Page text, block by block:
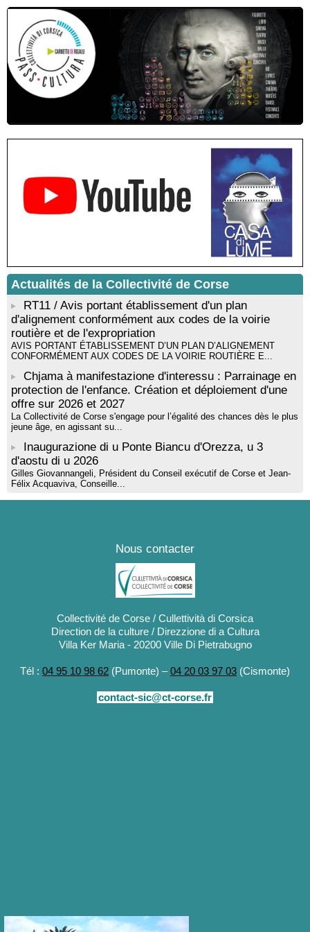
Conférence théâtralisée : "Théodore, l’homme qui voulut être
roi des Corses" animée par Benjamin Casinelli - Salle du Conseil
municipal - Zonza
Conférence : "Pratiques magico-religieuses et rituels de
protection de la Corse agro-pastorale" animée par Jean-Jacques
Andreani - Bucugnà / Zonza
Residenza di scrittura di Angela Nicolai, Trà Corsica è
Sardegna - Mediateca di castagniccia Mare è monti - I Fulelli
Résidence d’écriture et de recherche de l’écrivaine Cécilia
Castelli - Institut Mémoires de l'Edition Contemporaine - Caen /
Médiathèque de Castagniccia Mare et Monti - I Fulelli
Rencontre / dédicace avec Lucrèce Luciani autour de son
livre « La ballade du pendu du Niolu» - Mediateca territuriale di
Santa Lucia di Tallà
Mise en musique d’un livre jeunesse par Annik Meschinet,
musicienne pédagogue : Ateliers d’expression sonore, vocale,
rythmique et corporelle - Mediateca territuriale di Santa Lucia di
! Événement reporté ! Cycle de conférences peinture animé
Tallà
Actualités de la Collectivité de Corse
RT11 / Avis portant établissement d'un plan
d'alignement conformément aux codes de la voirie
routière et de l'expropriation
AVIS PORTANT ÉTABLISSEMENT D’UN PLAN D’ALIGNEMENT
CONFORMÉMENT AUX CODES DE LA VOIRIE ROUTIÈRE E...
Chjama à manifestazione d'interessu : Parrainage en
protection de l'enfance. Création et déploiement d'une
offre sur 2026 et 2027
La Collectivité de Corse s'engage pour l’égalité des chances dès le plus
jeune âge, en agissant su...
Inaugurazione di u Ponte Biancu d'Orezza, u 3
d'aostu di u 2026
Gilles Giovannangeli, Président du Conseil exécutif de Corse et Jean-
Félix Acquaviva, Conseille...
Nous contacter
Collectivité de Corse / Cullettività di Corsica
Direction de la culture / Direzzione di a Cultura
Villa Ker Maria - 20200 Ville Di Pietrabugno
Tél : 04 95 10 98 62 (Pumonte) –04 20 03 97 03 (Cismonte)
contact-sic@ct-corse.fr